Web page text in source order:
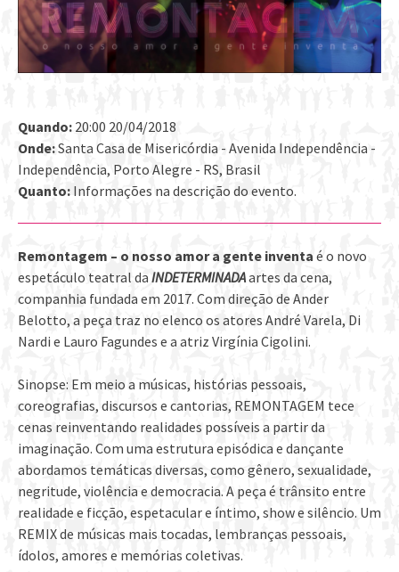
Quando: 20:00 20/04/2018
Onde:Santa Casa de Misericórdia - Avenida Independência -
Independência, Porto Alegre - RS, Brasil
Quanto: Informações na descrição do evento.
Remontagem – o nosso amor a gente inventa é o novo
espetáculo teatral da INDETERMINADAartes da cena,
companhia fundada em 2017. Com direção de Ander
Belotto, a peça traz no elenco os atores André Varela, Di
Nardi e Lauro Fagundes e a atriz Virgínia Cigolini.
Sinopse: Em meio a músicas, histórias pessoais,
coreografias, discursos e cantorias, REMONTAGEM tece
cenas reinventando realidades possíveis a partir da
imaginação. Com uma estrutura episódica e dançante
abordamos temáticas diversas, como gênero, sexualidade,
negritude, violência e democracia. A peça é trânsito entre
realidade e ficção, espetacular e íntimo, show e silêncio. Um
REMIX de músicas mais tocadas, lembranças pessoais,
ídolos, amores e memórias coletivas.